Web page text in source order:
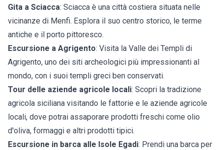
Gita a Sciacca: Sciacca è una città costiera situata nelle
vicinanze di Menfi. Esplora il suo centro storico, le terme
antiche e il porto pittoresco.
Escursione a Agrigento: Visita la Valle dei Templi di
Agrigento, uno dei siti archeologici più impressionanti al
mondo, con i suoi templi greci ben conservati.
Tour delle aziende agricole locali: Scopri la tradizione
agricola siciliana visitando le fattorie e le aziende agricole
locali, dove potrai assaporare prodotti freschi come olio
d'oliva, formaggi e altri prodotti tipici.
Escursione in barca alle Isole Egadi: Prendi una barca per